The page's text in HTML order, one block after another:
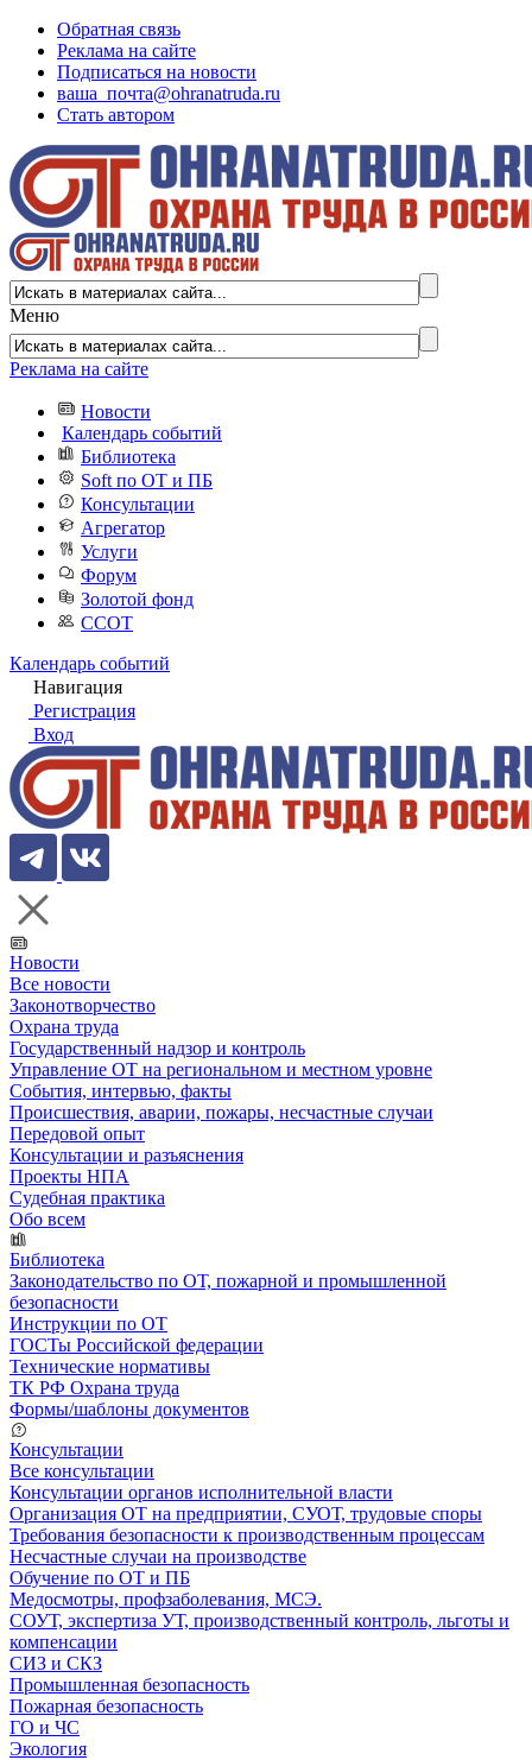
Обратная связь
Реклама на сайте
Подписаться на новости
ваша_почта@ohranatruda.ru
Стать автором
Меню
Реклама на сайте
Новости
Календарь событий
Библиотека
Soft по ОТ и ПБ
Консультации
Агрегатор
Услуги
Форум
Золотой фонд
ССОТ
Календарь событий
Навигация
Регистрация
Вход
Новости
Все новости
Законотворчество
Охрана труда
Государственный надзор и контроль
Управление ОТ на региональном и местном уровне
События, интервью, факты
Происшествия, аварии, пожары, несчастные случаи
Передовой опыт
Консультации и разъяснения
Проекты НПА
Судебная практика
Обо всем
Библиотека
Законодательство по ОТ, пожарной и промышленной
безопасности
Инструкции по ОТ
ГОСТы Российской федерации
Технические нормативы
ТК РФ Охрана труда
Формы/шаблоны документов
Консультации
Все консультации
Консультации органов исполнительной власти
Организация ОТ на предприятии, СУОТ, трудовые споры
Требования безопасности к производственным процессам
Несчастные случаи на производстве
Обучение по ОТ и ПБ
Медосмотры, профзаболевания, МСЭ.
СОУТ, экспертиза УТ, производственный контроль, льготы и
компенсации
СИЗ и СКЗ
Промышленная безопасность
Пожарная безопасность
ГО и ЧС
Экология